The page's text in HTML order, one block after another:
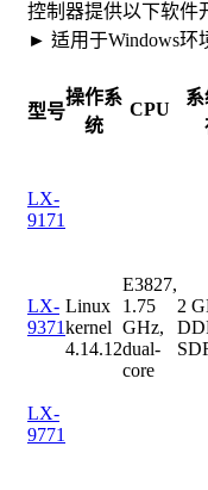
控制器提供以下软件
► 适用于Windows环
型号
操作系
统
CPU
LX-
9171
Linux
kernel
4.14.12
E3827,
1.75
GHz,
dual-
core
2
LX-
9371
LX-
9771